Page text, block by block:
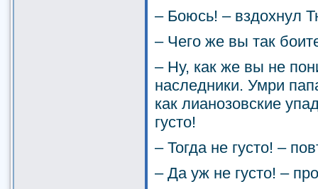
– Боюсь! – вздохнул
– Чего же вы так
– Ну, как же вы не
наследники. Умри
как лианозовские
густо!
– Тогда не густо! –
– Да уж не густо! –